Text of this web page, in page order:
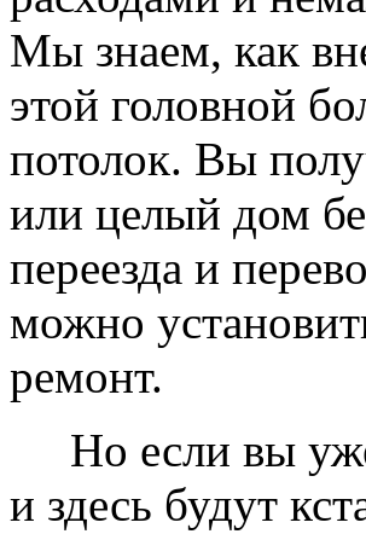
Мы знаем, как
этой головной
потолок. Вы
или целый дом
переезда и
можно
ремонт.
Но если вы уже
и здесь будут